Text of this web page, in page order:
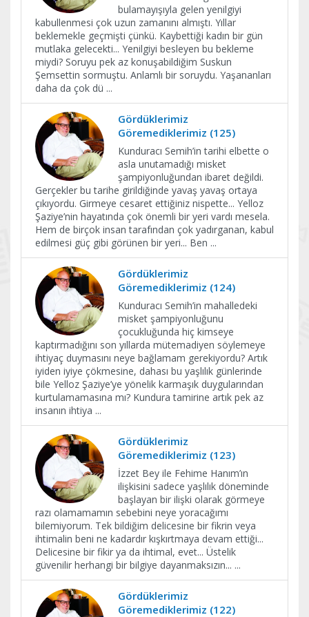
bulamayışıyla gelen yenilgiyi
kabullenmesi çok uzun zamanını almıştı. Yıllar
beklemekle geçmişti çünkü. Kaybettiği kadın bir gün
mutlaka gelecekti... Yenilgiyi besleyen bu bekleme
miydi? Soruyu pek az konuşabildiğim Suskun
Şemsettin sormuştu. Anlamlı bir soruydu. Yaşananları
daha da çok dü ...
Gördüklerimiz
Göremediklerimiz (125)
Kunduracı Semih’in tarihi elbette o
asla unutamadığı misket
şampiyonluğundan ibaret değildi.
Gerçekler bu tarihe girildiğinde yavaş yavaş ortaya
çıkıyordu. Girmeye cesaret ettiğiniz nispette... Yelloz
Şaziye’nin hayatında çok önemli bir yeri vardı mesela.
Hem de birçok insan tarafından çok yadırganan, kabul
edilmesi güç gibi görünen bir yeri... Ben ...
Gördüklerimiz
Göremediklerimiz (124)
Kunduracı Semih’in mahalledeki
misket şampiyonluğunu
çocukluğunda hiç kimseye
kaptırmadığını son yıllarda mütemadiyen söylemeye
ihtiyaç duymasını neye bağlamam gerekiyordu? Artık
iyiden iyiye çökmesine, dahası bu yaşlılık günlerinde
bile Yelloz Şaziye’ye yönelik karmaşık duygularından
kurtulamamasına mı? Kundura tamirine artık pek az
insanın ihtiya ...
Gördüklerimiz
Göremediklerimiz (123)
İzzet Bey ile Fehime Hanım’ın
ilişkisini sadece yaşlılık döneminde
başlayan bir ilişki olarak görmeye
razı olamamamın sebebini neye yoracağımı
bilemiyorum. Tek bildiğim delicesine bir fikrin veya
ihtimalin beni ne kadardır kışkırtmaya devam ettiği...
Delicesine bir fikir ya da ihtimal, evet... Üstelik
güvenilir herhangi bir bilgiye dayanmaksızın... ...
Gördüklerimiz
Göremediklerimiz (122)